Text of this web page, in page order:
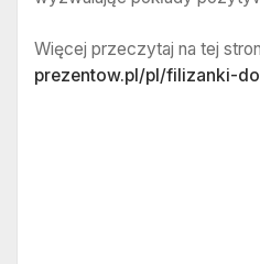
Więcej przeczytaj na tej
prezentow.pl/pl/filizanki-